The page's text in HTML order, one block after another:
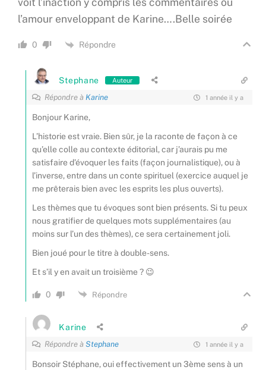
l’amour enveloppant de Karine….Belle soirée
0 Répondre
Stephane Auteur
Répondre àKarine 1 année il y a
Bonjour Karine,
L’historie est vraie. Bien sûr, je la raconte de façon à ce
qu’elle colle au contexte éditorial, car j’aurais pu me
satisfaire d’évoquer les faits (façon journalistique), ou à
l’inverse, entre dans un conte spirituel (exercice auquel je
me prêterais bien avec les esprits les plus ouverts).
Les thèmes que tu évoques sont bien présents. Si tu peux
nous gratifier de quelques mots supplémentaires (au
moins sur l’un des thèmes), ce sera certainement joli.
Bien joué pour le titre à double-sens.
Et s’il y en avait un troisième ? 😉
0 Répondre
Karine
Répondre àStephane 1 année il y a
Bonsoir Stéphane, oui effectivement un 3ème sens à un